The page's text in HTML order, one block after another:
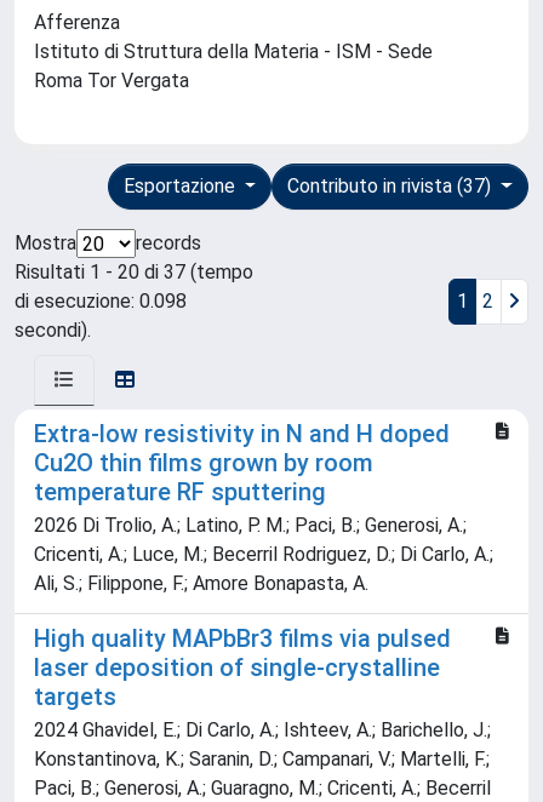
Afferenza
Istituto di Struttura della Materia - ISM - Sede
Roma Tor Vergata
Contributo in rivista (37)
Esportazione
Mostra
records
Risultati 1 - 20 di 37 (tempo
di esecuzione: 0.098
secondi).
1 2
Extra-low resistivity in N and H doped
Cu2O thin films grown by room
temperature RF sputtering
2026 Di Trolio, A.; Latino, P. M.; Paci, B.; Generosi, A.;
Cricenti, A.; Luce, M.; Becerril Rodriguez, D.; Di Carlo, A.;
Ali, S.; Filippone, F.; Amore Bonapasta, A.
High quality MAPbBr3 films via pulsed
laser deposition of single-crystalline
targets
2024 Ghavidel, E.; Di Carlo, A.; Ishteev, A.; Barichello, J.;
Konstantinova, K.; Saranin, D.; Campanari, V.; Martelli, F.;
Paci, B.; Generosi, A.; Guaragno, M.; Cricenti, A.; Becerril